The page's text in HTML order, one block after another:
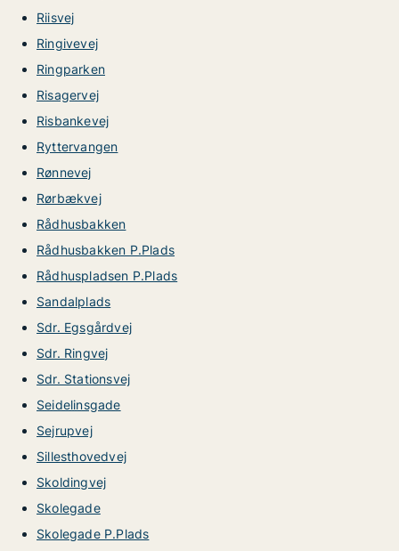
Riisvej
Ringivevej
Ringparken
Risagervej
Risbankevej
Ryttervangen
Rønnevej
Rørbækvej
Rådhusbakken
Rådhusbakken P.Plads
Rådhuspladsen P.Plads
Sandalplads
Sdr. Egsgårdvej
Sdr. Ringvej
Sdr. Stationsvej
Seidelinsgade
Sejrupvej
Sillesthovedvej
Skoldingvej
Skolegade
Skolegade P.Plads